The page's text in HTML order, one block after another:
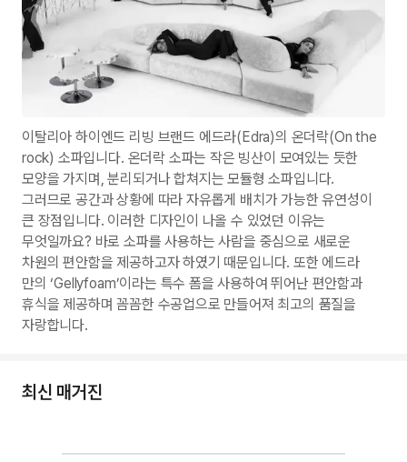
이탈리아 하이엔드 리빙 브랜드 에드라(Edra)의 온더락(On the
rock) 소파입니다. 온더락 소파는 작은 빙산이 모여있는 듯한
모양을 가지며, 분리되거나 합쳐지는 모듈형 소파입니다.
그러므로 공간과 상황에 따라 자유롭게 배치가 가능한 유연성이
큰 장점입니다. 이러한 디자인이 나올 수 있었던 이유는
무엇일까요? 바로 소파를 사용하는 사람을 중심으로 새로운
차원의 편안함을 제공하고자 하였기 때문입니다. 또한 에드라
만의 ‘Gellyfoam’이라는 특수 폼을 사용하여 뛰어난 편안함과
휴식을 제공하며 꼼꼼한 수공업으로 만들어져 최고의 품질을
자랑합니다.
최신 매거진